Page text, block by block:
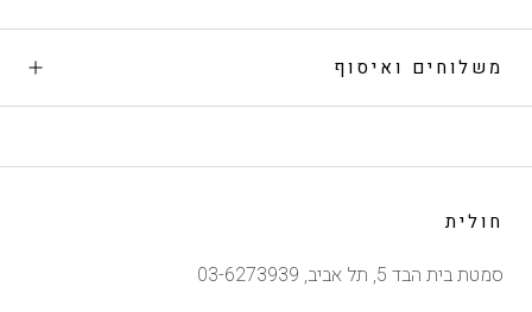
משלוחים ואיסוף
חולית
סמטת בית הבד 5, תל אביב, 03-6273939